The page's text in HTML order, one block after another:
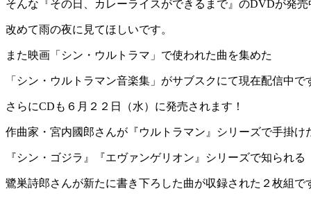
そんな『その日、カレーライスができるまで』のDVDが発売
改めて雨の夜に見てほしいです。
また映画「シン・ウルトラマ」で使われた曲を集めた
「シン・ウルトラマン音楽集」がサブスクにて現在配信中で
さらにCDも６月２２日（水）に発売されます！
作曲家・宮内國郎さんが『ウルトラマン』シリーズで手掛け
『シン・ゴジラ』『エヴァンゲリオン』シリーズで知られる
鷺巣詩郎さんが新たに書き下ろした曲が収録された２枚組で